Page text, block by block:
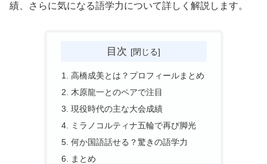
績、さらに気になる語学力について詳しく解説します。
目次
高橋成美とは？プロフィールまとめ
木原龍一とのペアで注目
現役時代の主な大会成績
ミラノコルティナ五輪で再び脚光
何か国語話せる？驚きの語学力
まとめ